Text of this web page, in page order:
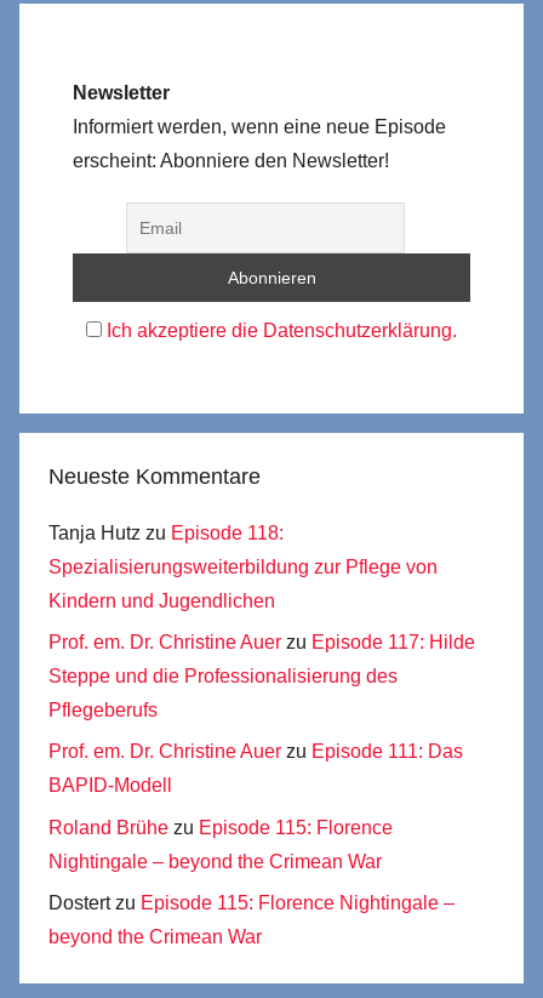
Newsletter
Informiert werden, wenn eine neue Episode
erscheint: Abonniere den Newsletter!
Ich akzeptiere die Datenschutzerklärung.
Neueste Kommentare
Tanja Hutz zu Episode 118:
Spezialisierungsweiterbildung zur Pflege von
Kindern und Jugendlichen
Prof. em. Dr. Christine Auer zu Episode 117: Hilde
Steppe und die Professionalisierung des
Pflegeberufs
Prof. em. Dr. Christine Auer zu Episode 111: Das
BAPID-Modell
Roland Brühe zu Episode 115: Florence
Nightingale – beyond the Crimean War
Dostertzu Episode 115: Florence Nightingale –
beyond the Crimean War